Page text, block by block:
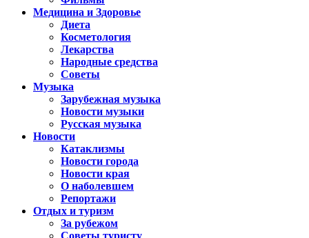
Медицина и Здоровье
Диета
Косметология
Лекарства
Народные средства
Советы
Музыка
Зарубежная музыка
Новости музыки
Русская музыка
Новости
Катаклизмы
Новости города
Новости края
О наболевшем
Репортажи
Отдых и туризм
За рубежом
Советы туристу